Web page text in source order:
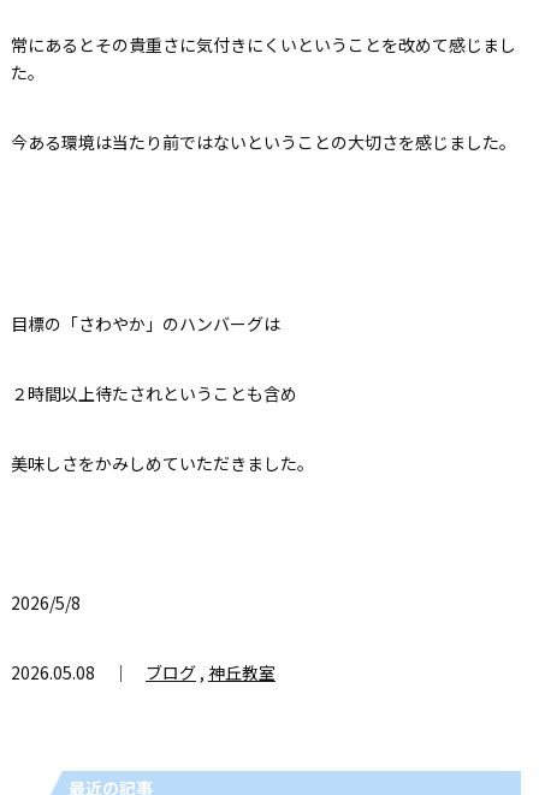
常にあるとその貴重さに気付きにくいということを改めて感じまし
た。
今ある環境は当たり前ではないということの大切さを感じました。
目標の「さわやか」のハンバーグは
２時間以上待たされということも含め
美味しさをかみしめていただきました。
2026/5/8
2026.05.08 ｜ ブログ, 神丘教室
最近の記事